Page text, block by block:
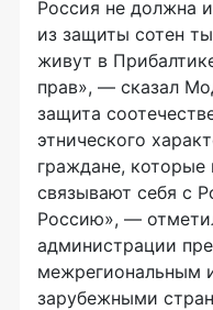
Россия не должна
из защиты сотен
живут в
прав», — сказал
защита
этнического
граждане, которые
связывают себя с
Россию», —
администрации
межрегиональным
зарубежными